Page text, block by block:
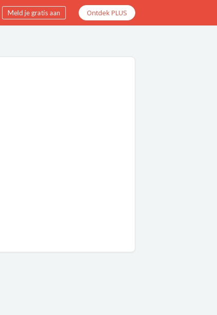
Meld je gratis aan Ontdek PLUS